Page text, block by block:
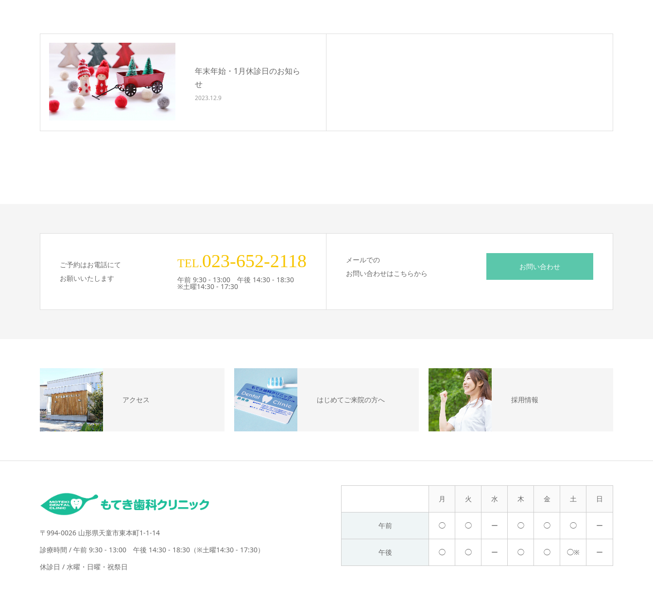
年末年始・1月休診日のお知ら
せ
2023.12.9
ご予約はお電話にて
お願いいたします
TEL.023-652-2118
午前 9:30 - 13:00 午後 14:30 - 18:30
※土曜14:30 - 17:30
メールでの
お問い合わせはこちらから
お問い合わせ
アクセス はじめてご来院の方へ 採用情報
〒994-0026 山形県天童市東本町1-1-14
診療時間 / 午前 9:30 - 13:00 午後 14:30 - 18:30（※土曜14:30 - 17:30）
休診日 / 水曜・日曜・祝祭日
月 火 水 木 金 土 日
午前 ◯ ◯ ー ◯ ◯ ◯ ー
午後 ◯ ◯ ー ◯ ◯ ◯※ ー